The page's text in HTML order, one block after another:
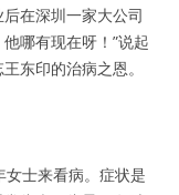
在深圳一家大公司
哪有现在呀！”说起
东印的治病之恩。
士来看病。症状是